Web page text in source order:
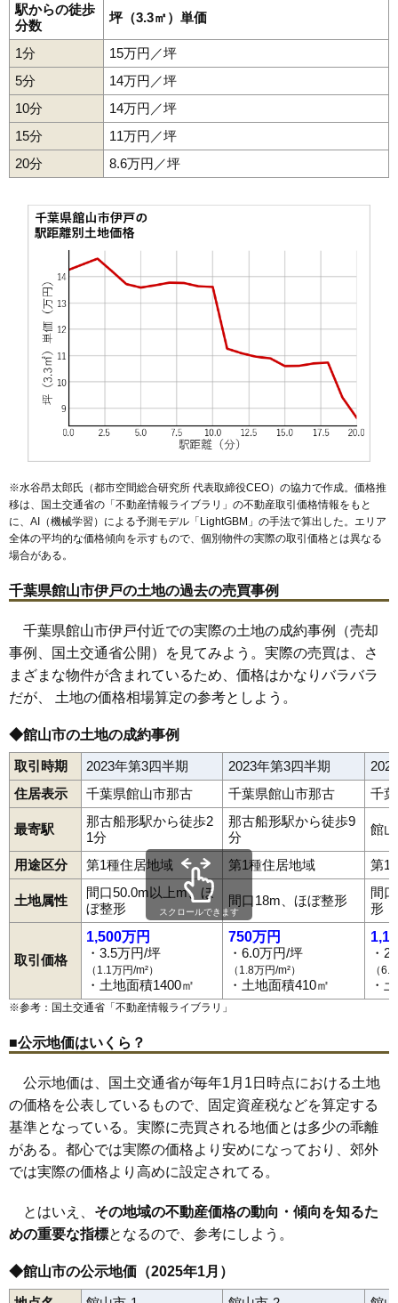
37
38
39 布良
40 犬石
41 加賀名
42 小原
43 伊戸 3.5万円
45 洲宮
46 薗
西川名
3.3万円
151万円
-10.7%
2.3万円
駅からの徒歩
分数
坪（3.3㎡）単価
1分
15万円／坪
5分
14万円／坪
10分
14万円／坪
15分
11万円／坪
20分
8.6万円／坪
※水谷昂太郎氏（都市空間総合研究所 代表取締役CEO）の協力で作成。価格推
移は、国土交通省の「不動産情報ライブラリ 」の不動産取引価格情報をもと
に、AI（機械学習）による予測モデル「LightGBM」の手法で算出した。エリア
全体の平均的な価格傾向を示すもので、個別物件の実際の取引価格とは異なる
場合がある。
千葉県館山市伊戸の土地の過去の売買事例
千葉県館山市伊戸付近での実際の土地の成約事例（売却
事例、国土交通省公開）を見てみよう。実際の売買は、さ
まざまな物件が含まれているため、価格はかなりバラバラ
だが、 土地の価格相場算定の参考としよう。
◆館山市の土地の成約事例
取引時期 2023年第3四半期 2023年第3四半期
住居表示
千葉県館山市那古 千葉県館山市那古 千
最寄駅
那古船形駅から徒歩2
1分
那古船形駅から徒歩9
分
館
用途区分 第1種住居地域 第1種住居地域 第1
土地属性
間口50.0m以上m、ほ
ぼ整形
間口18m、ほぼ整形
間
形
取引価格
1,500万円
・3.5万円/坪
（1.1万円/m²）
・土地面積1400㎡
750万円
・6.0万円/坪
（1.8万円/m²）
・土地面積410㎡
・
（
・
スクロールできます
※参考：国土交通省「不動産情報ライブラリ 」
■公示地価はいくら？
公示地価は、国土交通省が毎年1月1日時点における土地
の価格を公表しているもので、固定資産税などを算定する
基準となっている。実際に売買される地価とは多少の乖離
がある。都心では実際の価格より安めになっており、郊外
では実際の価格より高めに設定されてる。
とはいえ、 その地域の不動産価格の動向・傾向を知るた
めの重要な指標となるので、参考にしよう。
◆館山市の公示地価（2025年1月）
相浜 安布里伊戸稲犬石 大賀加賀名